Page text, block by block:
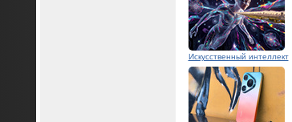
Искусственный интеллект